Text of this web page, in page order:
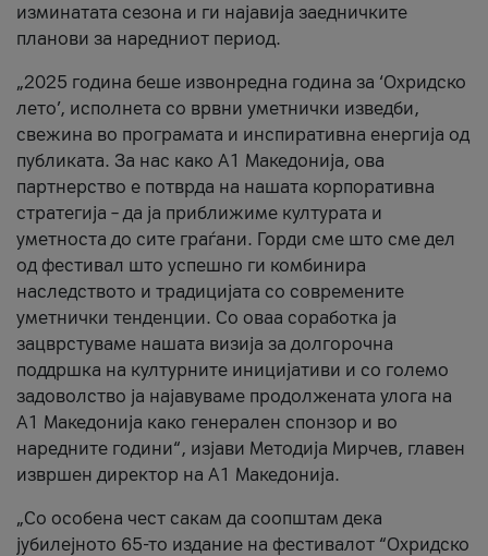
изминатата сезона и ги најавија заедничките
планови за наредниот период.
„2025 година беше извонредна година за ‘Охридско
лето’, исполнета со врвни уметнички изведби,
свежина во програмата и инспиративна енергија од
публиката. За нас како A1 Македонија, ова
партнерство е потврда на нашата корпоративна
стратегија – да ја приближиме културата и
уметноста до сите граѓани. Горди сме што сме дел
од фестивал што успешно ги комбинира
наследството и традицијата со современите
уметнички тенденции. Со оваа соработка ја
зацврстуваме нашата визија за долгорочна
поддршка на културните иницијативи и со големо
задоволство ја најавуваме продолжената улога на
A1 Македонија како генерален спонзор и во
наредните години“, изјави Методија Мирчев, главен
извршен директор на A1 Македонија.
„Со особена чест сакам да соопштам дека
јубилејното 65-то издание на фестивалот “Охридско